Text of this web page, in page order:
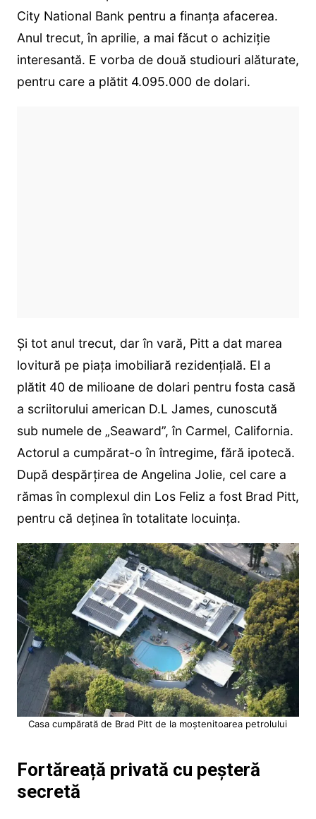
City National Bank pentru a finanța afacerea.
Anul trecut, în aprilie, a mai făcut o achiziție
interesantă. E vorba de două studiouri alăturate,
pentru care a plătit 4.095.000 de dolari.
Și tot anul trecut, dar în vară, Pitt a dat marea
lovitură pe piața imobiliară rezidențială. El a
plătit 40 de milioane de dolari pentru fosta casă
a scriitorului american D.L James, cunoscută
sub numele de „Seaward”, în Carmel, California.
Actorul a cumpărat-o în întregime, fără ipotecă.
După despărțirea de Angelina Jolie, cel care a
rămas în complexul din Los Feliz a fost Brad Pitt,
pentru că deținea în totalitate locuința.
Casa cumpărată de Brad Pitt de la moștenitoarea petrolului
Fortăreață privată cu peșteră
secretă